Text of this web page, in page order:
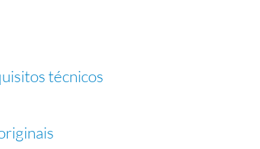
técnicos